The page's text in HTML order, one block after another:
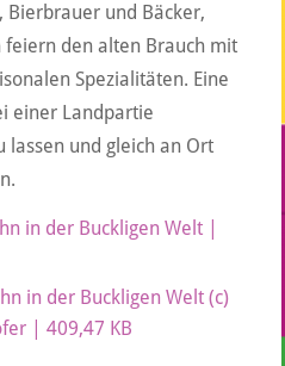
Bierbrauer und Bäcker,
feiern den alten Brauch mit
Spezialitäten. Eine
einer Landpartie
lassen und gleich an Ort
in der Buckligen Welt |
in der Buckligen Welt (c)
| 409,47 KB